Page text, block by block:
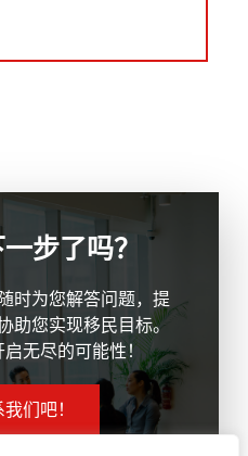
步了吗？
时为您解答问题，提
助您实现移民目标。
无尽的可能性！
们吧！